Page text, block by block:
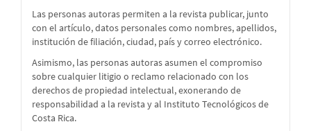
Las personas autoras permiten a la revista publicar, junto
con el artículo, datos personales como nombres, apellidos,
institución de filiación, ciudad, país y correo electrónico.
Asimismo, las personas autoras asumen el compromiso
sobre cualquier litigio o reclamo relacionado con los
derechos de propiedad intelectual, exonerando de
responsabilidad a la revista y al Instituto Tecnológicos de
Costa Rica.